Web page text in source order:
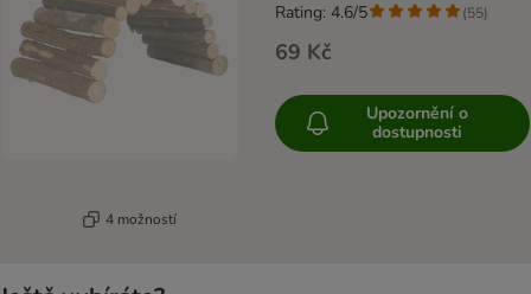
4 možností
69 Kč
Rating: 4.6/5 (55)
Upozornění o
dostupnosti